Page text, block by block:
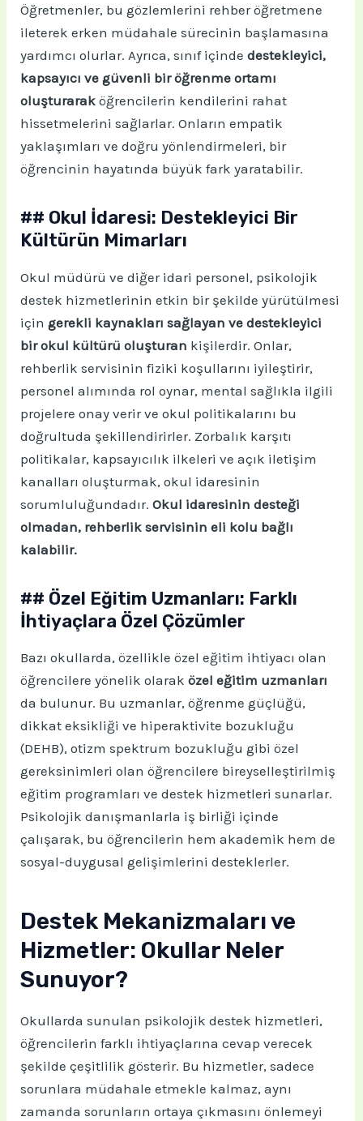
Öğretmenler, bu gözlemlerini rehber öğretmene
ileterek erken müdahale sürecinin başlamasına
yardımcı olurlar. Ayrıca, sınıf içindedestekleyici,
kapsayıcı ve güvenli bir öğrenme ortamı
oluşturarak öğrencilerin kendilerini rahat
hissetmelerini sağlarlar. Onların empatik
yaklaşımları ve doğru yönlendirmeleri, bir
öğrencinin hayatında büyük fark yaratabilir.
## Okul İdaresi: Destekleyici Bir
Kültürün Mimarları
Okul müdürü ve diğer idari personel, psikolojik
destek hizmetlerinin etkin bir şekilde yürütülmesi
içingerekli kaynakları sağlayan ve destekleyici
bir okul kültürü oluşturan kişilerdir. Onlar,
rehberlik servisinin fiziki koşullarını iyileştirir,
personel alımında rol oynar, mental sağlıkla ilgili
projelere onay verir ve okul politikalarını bu
doğrultuda şekillendirirler. Zorbalık karşıtı
politikalar, kapsayıcılık ilkeleri ve açık iletişim
kanalları oluşturmak, okul idaresinin
sorumluluğundadır.Okul idaresinin desteği
olmadan, rehberlik servisinin eli kolu bağlı
kalabilir.
## Özel Eğitim Uzmanları: Farklı
İhtiyaçlara Özel Çözümler
Bazı okullarda, özellikle özel eğitim ihtiyacı olan
öğrencilere yönelik olaraközel eğitim uzmanları
da bulunur. Bu uzmanlar, öğrenme güçlüğü,
dikkat eksikliği ve hiperaktivite bozukluğu
(DEHB), otizm spektrum bozukluğu gibi özel
gereksinimleri olan öğrencilere bireyselleştirilmiş
eğitim programları ve destek hizmetleri sunarlar.
Psikolojik danışmanlarla iş birliği içinde
çalışarak, bu öğrencilerin hem akademik hem de
sosyal-duygusal gelişimlerini desteklerler.
Destek Mekanizmaları ve
Hizmetler: Okullar Neler
Sunuyor?
Okullarda sunulan psikolojik destek hizmetleri,
öğrencilerin farklı ihtiyaçlarına cevap verecek
şekilde çeşitlilik gösterir. Bu hizmetler, sadece
sorunlara müdahale etmekle kalmaz, aynı
zamanda sorunların ortaya çıkmasını önlemeyi